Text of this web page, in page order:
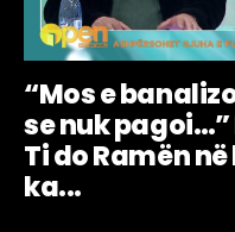
“Mos e
se nuk
Ti do Ramën
ka...